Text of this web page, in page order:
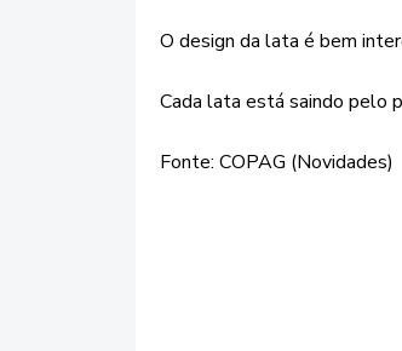
O design da lata é bem
Cada lata está saindo pelo
Fonte: COPAG (Novidades)